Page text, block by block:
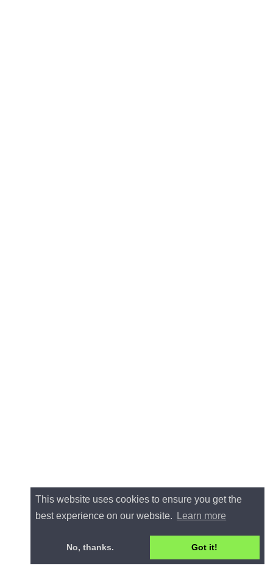
This website uses cookies to ensure you get the
best experience on our website.
Learn more
No, thanks. Got it!